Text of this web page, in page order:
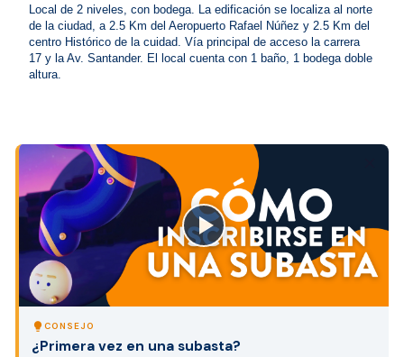
Local de 2 niveles, con bodega. La edificación se localiza al norte
de la ciudad, a 2.5 Km del Aeropuerto Rafael Núñez y 2.5 Km del
centro Histórico de la cuidad. Vía principal de acceso la carrera
17 y la Av. Santander. El local cuenta con 1 baño, 1 bodega doble
altura.
lightbulb CONSEJO
¿Primera vez en una subasta?